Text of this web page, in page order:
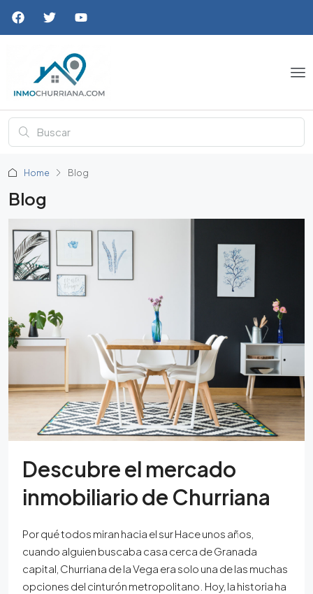
Home Blog
Blog
Descubre el mercado
inmobiliario de Churriana
Por qué todos miran hacia el sur Hace unos años,
cuando alguien buscaba casa cerca de Granada
capital, Churriana de la Vega era solo una de las muchas
opciones del cinturón metropolitano. Hoy, la historia ha